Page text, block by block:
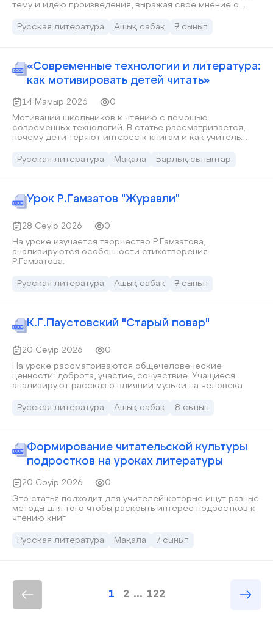
тему и идею произведения, выражая свое мнение о
произведения, выражая мнение о героях и событиях
Русская литература Ашық сабақ 7 сынып
«Современные технологии и литература:
как мотивировать детей читать»
14 Мамыр 2026
0
Мотивации школьников к чтению с помощью
современных технологий. В статье рассматривается,
почему дети теряют интерес к книгам и как учитель
интерактивные методы обучения. Основное внимание
технологий и элементов геймификации; развитию
осознанного чтения и читательской мотивации; роли
среде. В работе описаны практические методы,
перспективы развития цифрового подхода к
преподаванию литературы.
Русская литература Мақала Барлық сыныптар
Урок Р.Гамзатов "Журавли"
28 Сәуір 2026
0
На уроке изучается творчество Р.Гамзатова,
анализируются особенности стихотворения
Р.Гамзатова.
Русская литература Ашық сабақ 7 сынып
К.Г.Паустовский "Старый повар"
20 Сәуір 2026
0
На уроке рассматриваются общечеловеческие
ценности: доброта, участие, сочувствие. Учащиеся
анализируют рассказ о влиянии музыки на человека.
Русская литература Ашық сабақ 8 сынып
Формирование читательской культуры
подростков на уроках литературы
20 Сәуір 2026
0
Это статья подходит для учителей которые ищут разные
методы для того чтобы раскрыть интерес подростков к
чтению книг
Русская литература Мақала 7 сынып
1 2 ... 122